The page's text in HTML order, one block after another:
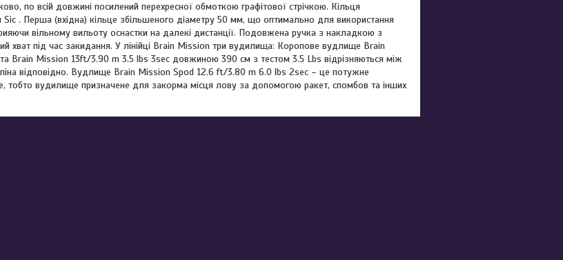
по всій довжині посилений перехресної обмоткою графітової стрічкою. Кільця
Sic . Перша (вхідна) кільце збільшеного діаметру 50 мм, що оптимально для використання
вільному вильоту оснастки на далекі дистанції. Подовжена ручка з накладкою з
хват під час закидання. У лінійці Brain Mission три вудилища: Коропове вудлище Brain
Brain Mission 13ft/3.90 m 3.5 lbs 3sec довжиною 390 см з тестом 3.5 Lbs відрізняються між
відповідно. Вудлище Brain Mission Spod 12.6 ft/3.80 m 6.0 lbs 2sec – це потужне
тобто вудилище призначене для закорма місця лову за допомогою ракет, спомбов та інших